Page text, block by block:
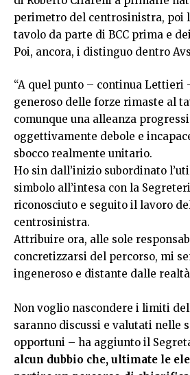
perimetro del centrosinistra, poi
tavolo da parte di BCC prima e
Poi, ancora, i distinguo dentro
“A quel punto – continua
generoso delle forze rimaste al
comunque una alleanza
oggettivamente debole e
sbocco realmente unitario.
Ho sin dall’inizio subordinato
simbolo all’intesa con la
riconosciuto e seguito il lavoro
centrosinistra.
Attribuire ora, alle sole
concretizzarsi del percorso, mi
ingeneroso e distante dalle
Non voglio nascondere i limiti
saranno discussi e valutati nelle
opportuni – ha aggiunto il
alcun dubbio che, ultimate le